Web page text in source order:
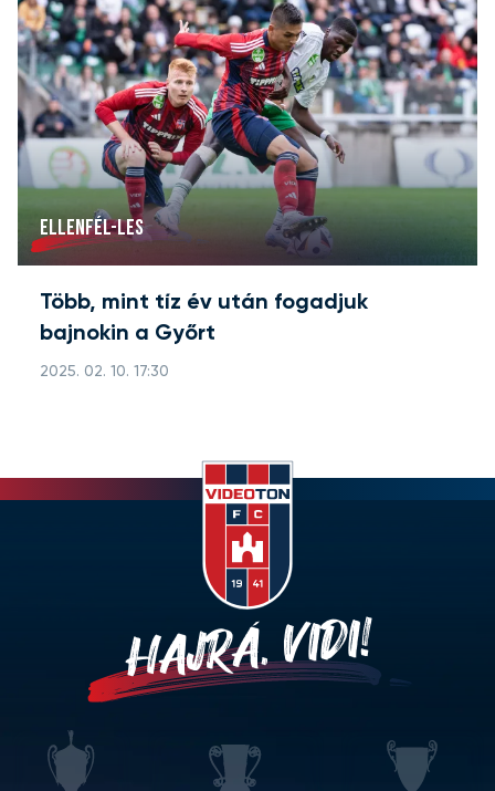
ELLENFÉL-LES
Több, mint tíz év után fogadjuk
bajnokin a Győrt
2025. 02. 10. 17:30
HAJRÁ, VIDI!